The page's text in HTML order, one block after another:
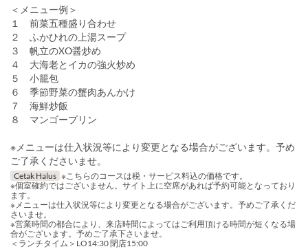
＜メニュー例＞
１ 前菜五種盛り合わせ
２ ふかひれの上湯スープ
３ 帆立のXO醤炒め
４ 大海老とイカの強火炒め
５ 小籠包
６ 季節野菜の蟹肉あんかけ
７ 海鮮炒飯
８ マンゴープリン
※メニューは仕入状況等により変更となる場合がございます。予め
ご了承くださいませ。
Cetak Halus ※こちらのコースは税・サービス料込の価格です。
※個室確約ではございません。サイト上に空席があれば予約可能となっており
ます。
※メニューは仕入状況等により変更となる場合がございます。予めご了承くだ
さいませ。
※営業時間の都合により、来店時間によってはご利用頂ける時間が短くなる場
合がございます。予めご了承下さいませ。
＜ランチタイム＞LO14:30 閉店15:00